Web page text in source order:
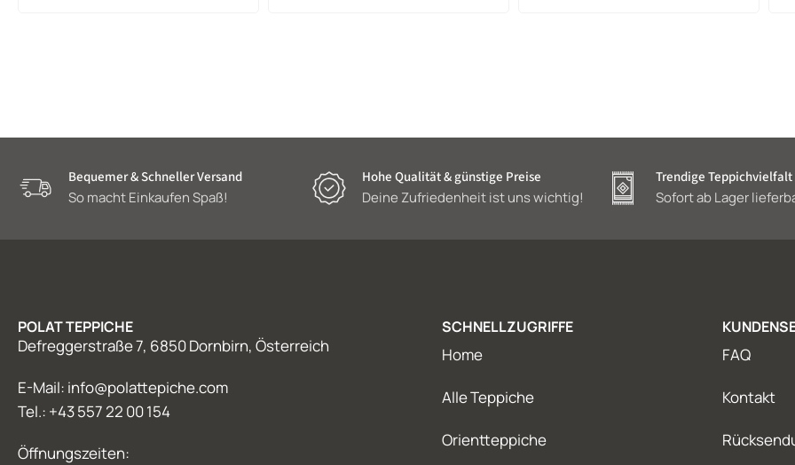
Bequemer & Schneller Versand
So macht Einkaufen Spaß!
Hohe Qualität & günstige Preise
Deine Zufriedenheit ist uns wichtig!
Trendige Teppichvielfalt
Sofort ab Lager
POLAT TEPPICHE
Defreggerstraße 7, 6850 Dornbirn, Österreich
E-Mail: info@polattepiche.com
Tel.: +43 557 22 00 154
Öffnungszeiten:
SCHNELLZUGRIFFE
Home
Alle Teppiche
Orientteppiche
FAQ
Kontakt